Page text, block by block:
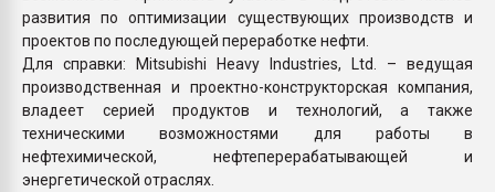
развития по оптимизации существующих производств и
проектов по последующей переработке нефти.
Для справки: Mitsubishi Heavy Industries, Ltd. – ведущая
производственная и проектно-конструкторская компания,
владеет серией продуктов и технологий, а также
техническими возможностями для работы в
нефтехимической, нефтеперерабатывающей и
энергетической отраслях.